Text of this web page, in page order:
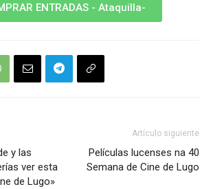
ENTRADAS - Ataquilla-
y las
ver esta
de Lugo»
Artículo siguiente
Películas lucenses na 40
Semana de Cine de Lugo